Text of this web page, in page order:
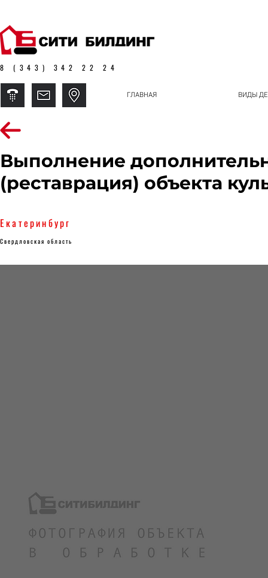
8 (343) 342 22 24
ГЛАВНАЯ ВИДЫ
Выполнение
(реставрация) объекта
Екатеринбург
Свердловская область